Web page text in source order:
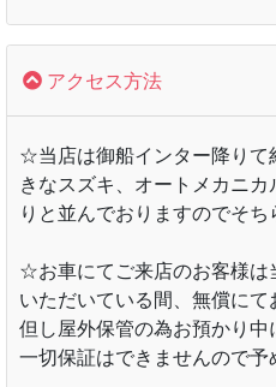
アクセス方法
☆当店は御船インター降りて
きなスズキ、オートメカニ
りと並んでおりますのでそち
☆お車にてご来店のお客様は
いただいている間、無償にて
但し屋外保管の為お預かり
一切保証はできませんので予